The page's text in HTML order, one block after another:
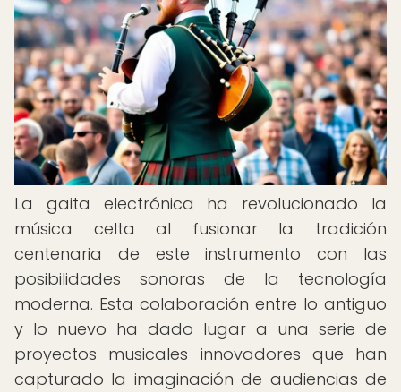
La gaita electrónica ha revolucionado la
música celta al fusionar la tradición
centenaria de este instrumento con las
posibilidades sonoras de la tecnología
moderna. Esta colaboración entre lo antiguo
y lo nuevo ha dado lugar a una serie de
proyectos musicales innovadores que han
capturado la imaginación de audiencias de